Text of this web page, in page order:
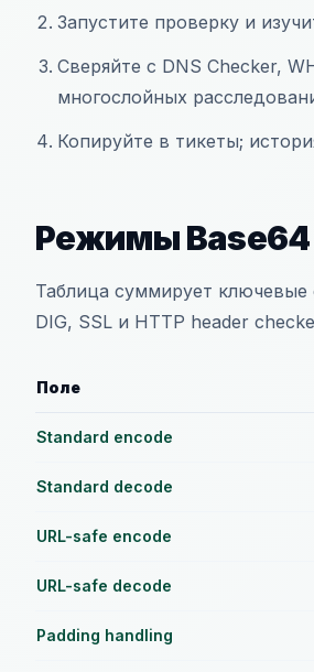
Запустите проверку и
Сверяйте с DNS Checker,
многослойных
Копируйте в тикеты;
Режимы Base64
Таблица суммирует ключевые
DIG, SSL и HTTP header
Поле
Standard encode
Standard decode
URL-safe encode
URL-safe decode
Padding handling